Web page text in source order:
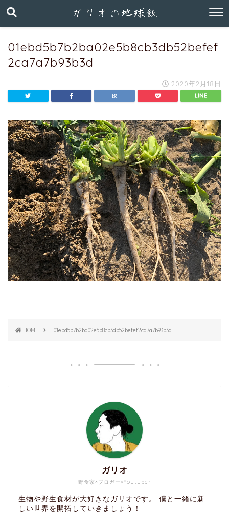
01ebd5b7b2ba02e5b8cb3db52befef
2ca7a7b93b3d
2020年2月18日
HOME 01ebd5b7b2ba02e5b8cb3db52befef2ca7a7b93b3d
野食家×ブロガー×Youtuber
ガリオ
生物や野生食材が大好きなガリオです。 僕と一緒に新
しい世界を開拓していきましょう！